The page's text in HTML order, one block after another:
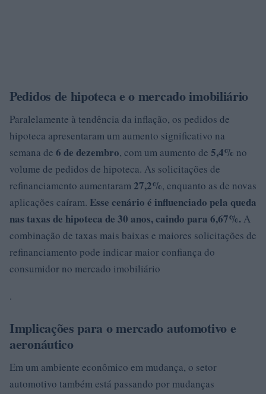
Pedidos de hipoteca e o mercado imobiliário
Paralelamente à tendência da inflação, os pedidos de
hipoteca apresentaram um aumento significativo na
semana de 6 de dezembro, com um aumento de 5,4% no
volume de pedidos de hipoteca. As solicitações de
refinanciamento aumentaram27,2%, enquanto as de novas
aplicações caíram. Esse cenário é influenciado pela queda
nas taxas de hipoteca de 30 anos, caindo para 6,67%. A
combinação de taxas mais baixas e maiores solicitações de
refinanciamento pode indicar maior confiança do
consumidor no mercado imobiliário
.
Implicações para o mercado automotivo e
aeronáutico
Em um ambiente econômico em mudança, o setor
automotivo também está passando por mudanças